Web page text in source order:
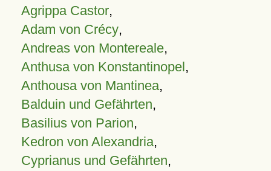
Agrippa Castor,
Adam von Crécy,
Andreas von Montereale,
Anthusa von Konstantinopel,
Anthousa von Mantinea,
Balduin und Gefährten,
Basilius von Parion,
Kedron von Alexandria,
Cyprianus und Gefährten,